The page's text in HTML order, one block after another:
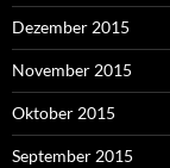
Dezember 2015
November 2015
Oktober 2015
September 2015